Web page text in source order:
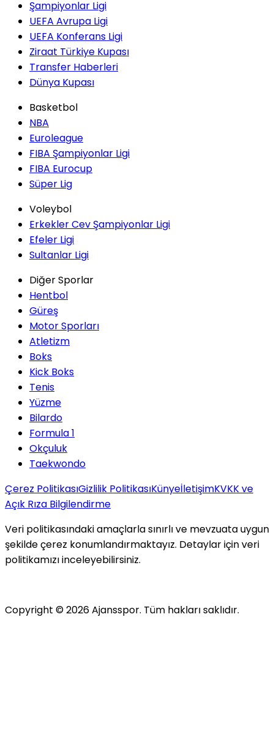
Şampiyonlar Ligi
UEFA Avrupa Ligi
UEFA Konferans Ligi
Ziraat Türkiye Kupası
Transfer Haberleri
Dünya Kupası
Basketbol
NBA
Euroleague
FIBA Şampiyonlar Ligi
FIBA Eurocup
Süper Lig
Voleybol
Erkekler Cev Şampiyonlar Ligi
Efeler Ligi
Sultanlar Ligi
Diğer Sporlar
Hentbol
Güreş
Motor Sporları
Atletizm
Boks
Kick Boks
Tenis
Yüzme
Bilardo
Formula 1
Okçuluk
Taekwondo
Çerez PolitikasıGizlilik PolitikasıKünyeİletişimKVKK ve
Açık Rıza Bilgilendirme
Veri politikasındaki amaçlarla sınırlı ve mevzuata uygun
şekilde çerez konumlandırmaktayız. Detaylar için veri
politikamızı inceleyebilirsiniz.
Copyright ©2026Ajansspor. Tüm hakları saklıdır.